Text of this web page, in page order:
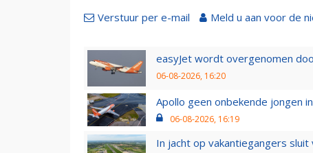
Verstuur per e-mail Meld u aan voor de
easyJet wordt overgenomen
06-08-2026, 16:20
Apollo geen onbekende jongen
06-08-2026, 16:19
In jacht op vakantiegangers sluit